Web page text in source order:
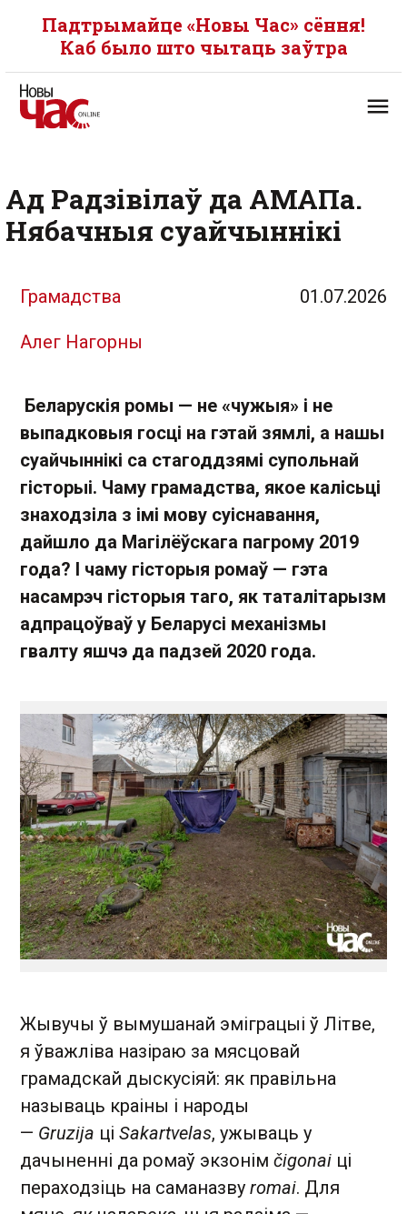
Падтрымайце «Новы Час» сёння!
Каб было што чытаць заўтра
Ад Радзівілаў да АМАПа.
Нябачныя суайчыннікі
Грамадства 01.07.2026
Алег Нагорны
Беларускія ромы — не «чужыя» і не
выпадковыя госці на гэтай зямлі, а нашы
суайчыннікі са стагоддзямі супольнай
гісторыі. Чаму грамадства, якое калісьці
знаходзіла з імі мову суіснавання,
дайшло да Магілёўскага пагрому 2019
года? І чаму гісторыя ромаў — гэта
насамрэч гісторыя таго, як таталітарызм
адпрацоўваў у Беларусі механізмы
гвалту яшчэ да падзей 2020 года.
Жывучы ў вымушанай эміграцыі ў Літве,
я ўважліва назіраю за мясцовай
грамадскай дыскусіяй: як правільна
называць краіны і народы
— Gruzija ці Sakartvelas, ужываць у
дачыненні да ромаў экзонім čigonai ці
пераходзіць на саманазву romai. Для